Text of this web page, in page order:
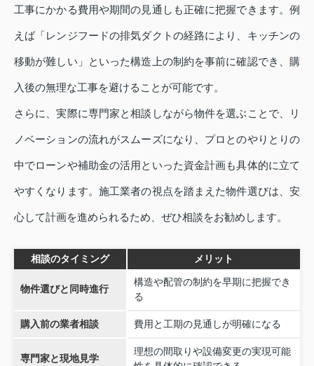
工事にかかる費用や期間の見通しも正確に把握できます。例
えば「レンジフードの排気ダクトの経路により、キッチンの
移動が難しい」といった構造上の制約を事前に確認でき、購
入後の無理な工事を避けることが可能です。
さらに、実際に専門家と相談しながら物件を選ぶことで、リ
ノベーションの流れがスムーズになり、プロとのやりとりの
中でローンや補助金の活用といった資金計画も具体的に立て
やすくなります。施工業者の視点を踏まえた物件選びは、安
心して計画を進められるため、ぜひ相談をお勧めします。
相談のタイミング メリット
物件選びと同時進行
構造や配管の制約を早期に把握でき
る
購入前の業者相談 費用と工期の見通しが明確になる
専門家と現地見学
理想の間取りや設備変更の実現可能